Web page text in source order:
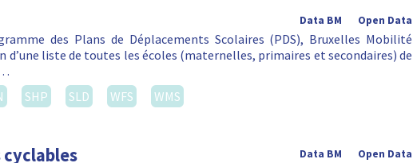
Open Data
Data BM
des Plans de Déplacements Scolaires (PDS), Bruxelles Mobilité
d’une liste de toutes les écoles (maternelles, primaires et secondaires) de
SHP SLD WFS WMS
Open Data
Data BM